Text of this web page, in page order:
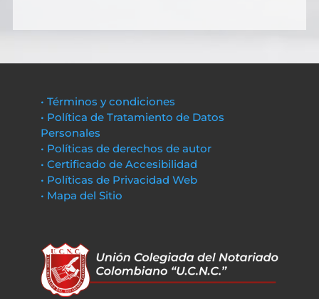
• Términos y condiciones
• Política de Tratamiento de Datos
Personales
• Políticas de derechos de autor
• Certificado de Accesibilidad
• Políticas de Privacidad Web
• Mapa del Sitio